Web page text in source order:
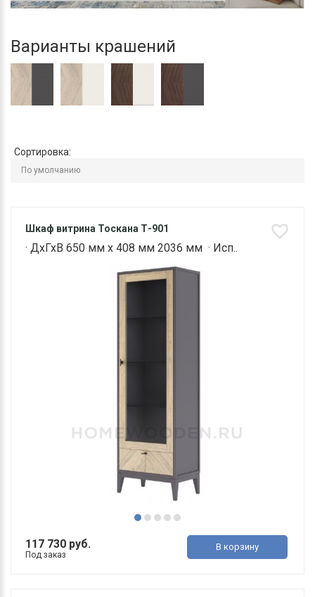
Варианты крашений
Сортировка:
Шкаф витрина Тоскана Т-901
· ДхГхВ 650 мм х 408 мм 2036 мм · Исп..
117 730 руб.
Под заказ
В корзину